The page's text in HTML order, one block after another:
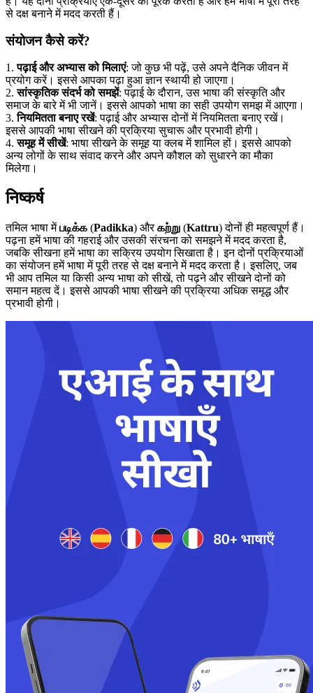
से दक्ष बनाने में मदद करती हैं।
संयोजन कैसे करें?
1.पढ़ाई और अभ्यास को मिलाएं: जो कुछ भी पढ़ें, उसे अपने दैनिक जीवन में
प्रयोग करें। इससे आपका पढ़ा हुआ ज्ञान स्थायी हो जाएगा।
2.सांस्कृतिक संदर्भ को समझें: पढ़ाई के दौरान, उस भाषा की संस्कृति और
समाज के बारे में भी जानें। इससे आपको भाषा का सही उपयोग समझ में आएगा।
3.नियमितता बनाए रखें: पढ़ाई और अभ्यास दोनों में नियमितता बनाए रखें।
इससे आपकी भाषा सीखने की प्रक्रिया सुचारू और प्रभावी होगी।
4.समूह में सीखें: भाषा सीखने के समूह या क्लब में शामिल हों। इससे आपको
अन्य लोगों के साथ संवाद करने और अपने कौशल को सुधारने का मौका
मिलेगा।
निष्कर्ष
तमिल भाषा मेंபடிக்க (Padikka) औरகற்று (Kattru) दोनों ही महत्वपूर्ण हैं।
पढ़ना हमें भाषा की गहराई और उसकी संरचना को समझने में मदद करता है,
जबकि सीखना हमें भाषा का सक्रिय उपयोग सिखाता है। इन दोनों प्रक्रियाओं
का संयोजन हमें भाषा में पूरी तरह से दक्ष बनाने में मदद करता है। इसलिए, जब
भी आप तमिल या किसी अन्य भाषा को सीखें, तो पढ़ने और सीखने दोनों को
समान महत्व दें। इससे आपकी भाषा सीखने की प्रक्रिया अधिक समृद्ध और
प्रभावी होगी।